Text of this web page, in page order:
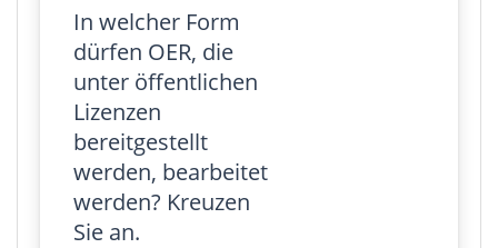
In welcher Form
dürfen OER, die
unter öffentlichen
Lizenzen
bereitgestellt
werden, bearbeitet
werden? Kreuzen
Sie an.